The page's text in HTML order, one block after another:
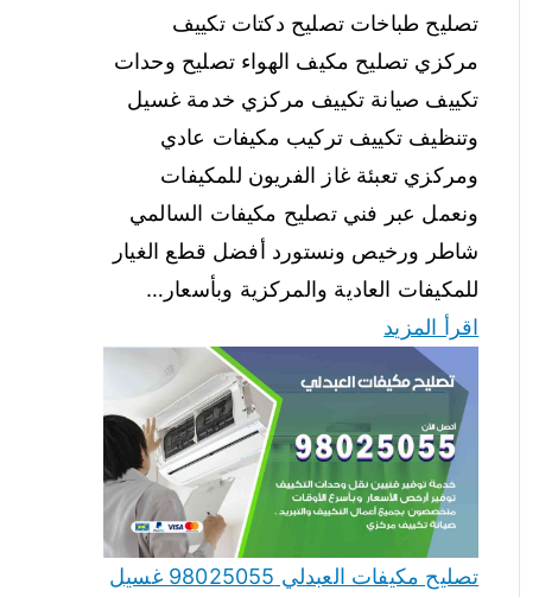
تصليح طباخات تصليح دكتات تكييف
مركزي تصليح مكيف الهواء تصليح وحدات
تكييف صيانة تكييف مركزي خدمة غسيل
وتنظيف تكييف تركيب مكيفات عادي
ومركزي تعبئة غاز الفريون للمكيفات
ونعمل عبر فني تصليح مكيفات السالمي
شاطر ورخيص ونستورد أفضل قطع الغيار
للمكيفات العادية والمركزية وبأسعار…
اقرأ المزيد
تصليح مكيفات العبدلي 98025055 غسيل